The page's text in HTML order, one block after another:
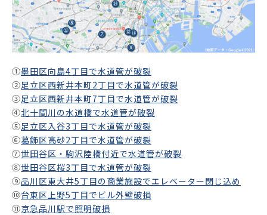
①墨田区向島4丁目で水道管が破裂
②足立区西新井本町2丁目で水道管が破裂
③足立区西新井本町7丁目で水道管が破裂
④北十間川の水道橋で水道管が破裂
⑤足立区入谷3丁目で水道管が破裂
⑥葛飾区高砂2丁目で水道管が破裂
⑦世田谷区・駒沢陸橋付近で水道管が破裂
⑧世田谷区桜3丁目で水道管が破裂
⑨品川区東大井5丁目の商業施設でエレベーター閉じ込め
⑩台東区上野5丁目でビル外壁破損
⑪京急品川駅で照明破損